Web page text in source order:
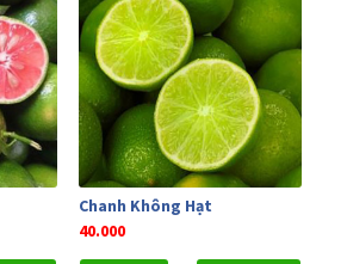
Chanh Không Hạt
40.000